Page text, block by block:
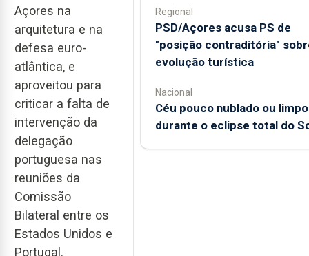
Açores na
arquitetura e na
defesa euro-
atlântica, e
aproveitou para
criticar a falta de
intervenção da
delegação
portuguesa nas
reuniões da
Comissão
Bilateral entre os
Estados Unidos e
Portugal.
Regional
PSD/Açores acusa PS de
"posição contraditória"
evolução turística
Nacional
Céu pouco nublado ou limpo
durante o eclipse total do